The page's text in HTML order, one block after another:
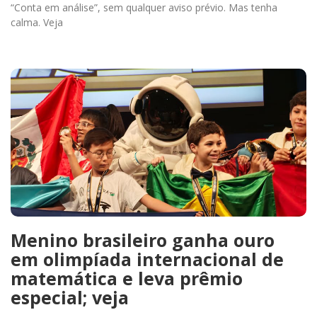
“Conta em análise”, sem qualquer aviso prévio. Mas tenha
calma. Veja
Menino brasileiro ganha ouro
em olimpíada internacional de
matemática e leva prêmio
especial; veja